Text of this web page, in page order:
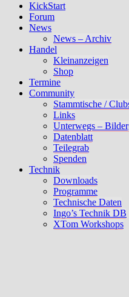
KickStart
Forum
News
News – Archiv
Handel
Kleinanzeigen
Shop
Termine
Community
Stammtische /
Links
Unterwegs –
Datenblatt
Teilegrab
Spenden
Technik
Downloads
Programme
Technische Daten
Ingo’s Technik DB
XTom Workshops